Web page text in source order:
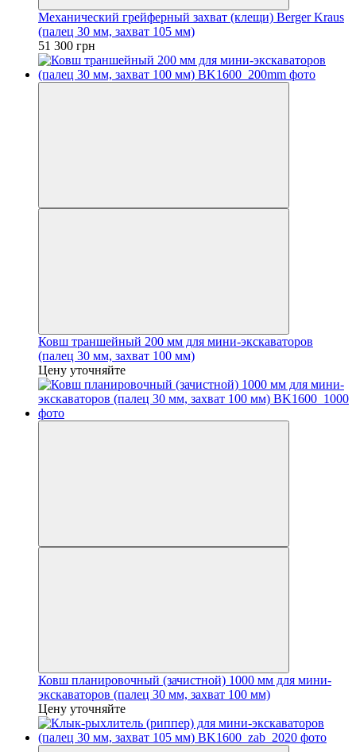
Механический грейферный захват (клещи) Berger Kraus
(палец 30 мм, захват 105 мм)
51 300 грн
Ковш траншейный 200 мм для мини-экскаваторов
(палец 30 мм, захват 100 мм)
Цену уточняйте
Ковш планировочный (зачистной) 1000 мм для мини-
экскаваторов (палец 30 мм, захват 100 мм)
Цену уточняйте